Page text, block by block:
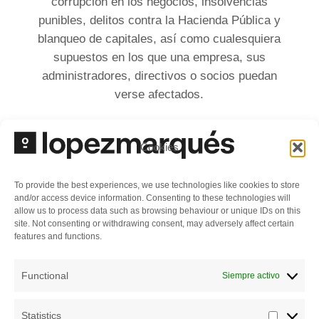
Cookies
To provide the best experiences, we use technologies like cookies to store
and/or access device information. Consenting to these technologies will
allow us to process data such as browsing behaviour or unique IDs on this
site. Not consenting or withdrawing consent, may adversely affect certain
features and functions.
Functional Siempre activo
Statistics
punibles, delitos contra la Hacienda Pública y
blanqueo de capitales, así como cualesquiera
supuestos en los que una empresa, sus
administradores, directivos o socios puedan
verse afectados.
La práctica está liderada por
Luis Martínez de
Salinas, miembro de la carrera judicial desde
Magistrado titular de diferentes Juzgados de
Instrucción, llegando a integrar la Sala de lo
Penal de la Audiencia Nacional durante más de
una década (1997-2007). Fue ponente en el
de la Unión Europea en cooperación judicial y